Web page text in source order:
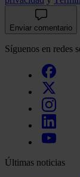
Enviar comentario
Síguenos en redes
Últimas noticias